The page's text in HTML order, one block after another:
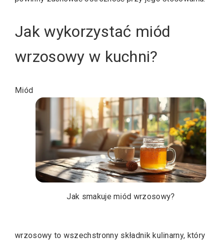
Jak wykorzystać miód
wrzosowy w kuchni?
Jak smakuje miód wrzosowy?
Miód
wrzosowy to wszechstronny składnik kulinarny, który